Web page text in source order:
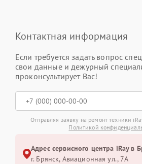
Контактная информация
Если требуется задать вопрос
свои данные и дежурный
проконсультирует Вас!
Отправляя заявку на ремонт техники
Политикой
Адрес сервисного центра iRay в
г. Брянск, Авиационная ул., 7А